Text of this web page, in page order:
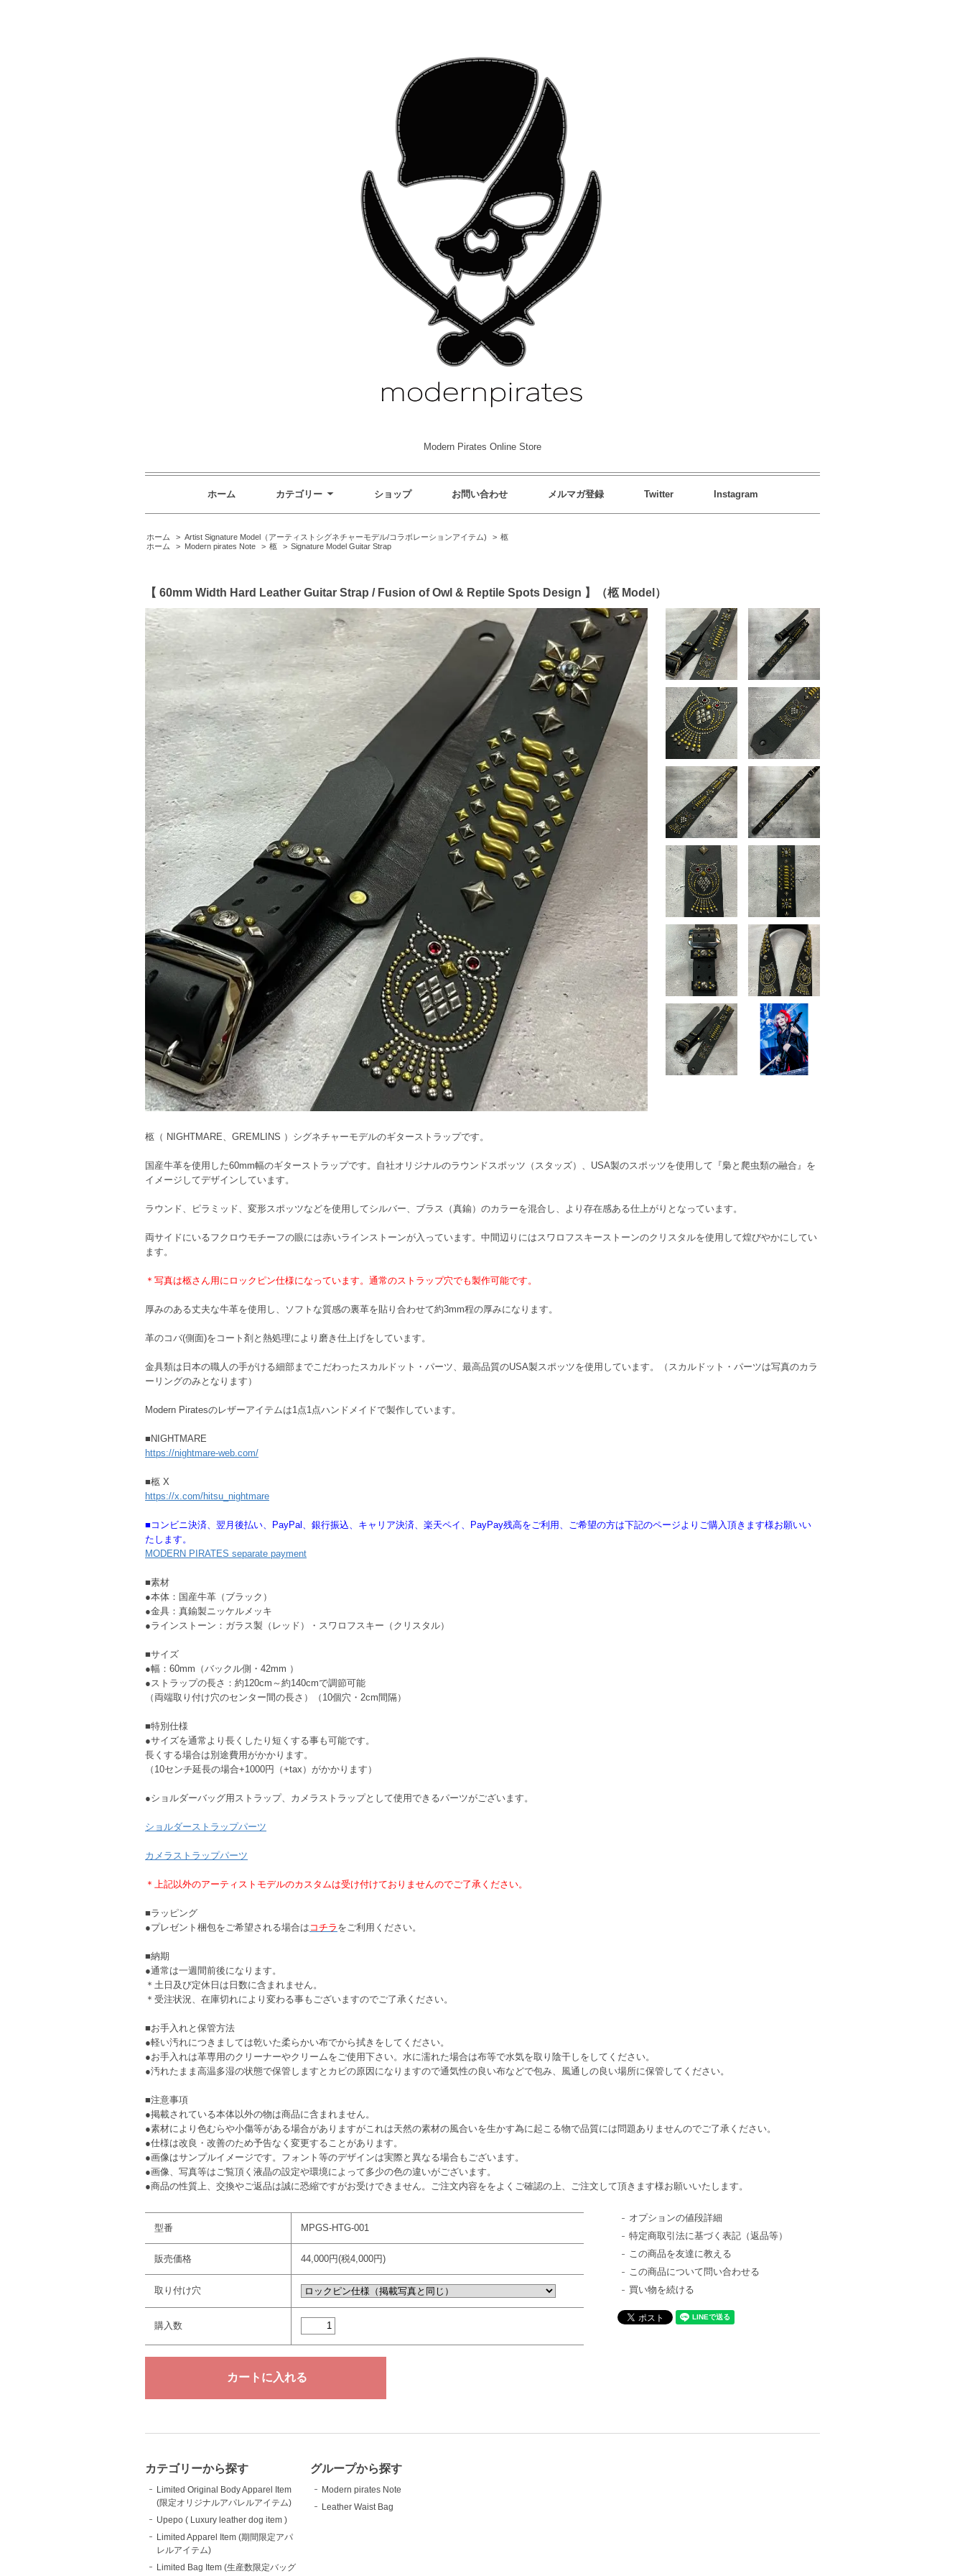
Modern Pirates Online Store
ホーム カテゴリー ショップ お問い合わせ メルマガ登録 Twitter Instagram
ホーム > Artist Signature Model（アーティストシグネチャーモデル/コラボレーションアイテム) > 柩
ホーム
> Modern pirates Note > 柩 > Signature Model Guitar Strap
【 60mm Width Hard Leather Guitar Strap / Fusion of Owl & Reptile Spots Design 】（柩 Model）
柩（ NIGHTMARE、GREMLINS ）シグネチャーモデルのギターストラップです。
国産牛革を使用した60mm幅のギターストラップです。自社オリジナルのラウンドスポッツ（スタッズ）、USA製のスポッツを使用して『梟と爬虫類の融合』を
イメージしてデザインしています。
ラウンド、ピラミッド、変形スポッツなどを使用してシルバー、ブラス（真鍮）のカラーを混合し、より存在感ある仕上がりとなっています。
両サイドにいるフクロウモチーフの眼には赤いラインストーンが入っています。中間辺りにはスワロフスキーストーンのクリスタルを使用して煌びやかにしてい
ます。
＊写真は柩さん用にロックピン仕様になっています。通常のストラップ穴でも製作可能です。
厚みのある丈夫な牛革を使用し、ソフトな質感の裏革を貼り合わせて約3mm程の厚みになります。
革のコバ(側面)をコート剤と熱処理により磨き仕上げをしています。
金具類は日本の職人の手がける細部までこだわったスカルドット・パーツ、最高品質のUSA製スポッツを使用しています。（スカルドット・パーツは写真のカラ
ーリングのみとなります）
Modern Piratesのレザーアイテムは1点1点ハンドメイドで製作しています。
■NIGHTMARE
https://nightmare-web.com/
■柩 X
https://x.com/hitsu_nightmare
■コンビニ決済、翌月後払い、PayPal、銀行振込、キャリア決済、楽天ペイ、PayPay残高をご利用、ご希望の方は下記のページよりご購入頂きます様お願いい
たします。
MODERN PIRATES separate payment
■素材
●本体：国産牛革（ブラック）
●金具：真鍮製ニッケルメッキ
●ラインストーン：ガラス製（レッド）・スワロフスキー（クリスタル）
■サイズ
●幅：60mm（バックル側・42mm ）
●ストラップの長さ：約120cm～約140cmで調節可能
（両端取り付け穴のセンター間の長さ）（10個穴・2cm間隔）
■特別仕様
●サイズを通常より長くしたり短くする事も可能です。
長くする場合は別途費用がかかります。
（10センチ延長の場合+1000円（+tax）がかかります）
●ショルダーバッグ用ストラップ、カメラストラップとして使用できるパーツがございます。
ショルダーストラップパーツ
カメラストラップパーツ
＊上記以外のアーティストモデルのカスタムは受け付けておりませんのでご了承ください。
■ラッピング
●プレゼント梱包をご希望される場合は コチラ をご利用ください。
■納期
●通常は一週間前後になります。
＊土日及び定休日は日数に含まれません。
＊受注状況、在庫切れにより変わる事もございますのでご了承ください。
■お手入れと保管方法
●軽い汚れにつきましては乾いた柔らかい布でから拭きをしてください。
●お手入れは革専用のクリーナーやクリームをご使用下さい。水に濡れた場合は布等で水気を取り陰干しをしてください。
●汚れたまま高温多湿の状態で保管しますとカビの原因になりますので通気性の良い布などで包み、風通しの良い場所に保管してください。
■注意事項
●掲載されている本体以外の物は商品に含まれません。
●素材により色むらや小傷等がある場合がありますがこれは天然の素材の風合いを生かす為に起こる物で品質には問題ありませんのでご了承ください。
●仕様は改良・改善のため予告なく変更することがあります。
●画像はサンプルイメージです。フォント等のデザインは実際と異なる場合もございます。
●画像、写真等はご覧頂く液晶の設定や環境によって多少の色の違いがございます。
●商品の性質上、交換やご返品は誠に恐縮ですがお受けできません。ご注文内容ををよくご確認の上、ご注文して頂きます様お願いいたします。
型番 MPGS-HTG-001
販売価格 44,000円(税4,000円)
取り付け穴
購入数
オプションの値段詳細
特定商取引法に基づく表記（返品等）
この商品を友達に教える
この商品について問い合わせる
買い物を続ける
カテゴリーから探す
Limited Original Body Apparel Item
(限定オリジナルアパレルアイテム)
Upepo ( Luxury leather dog item )
Limited Apparel Item (期間限定アパ
レルアイテム)
Limited Bag Item (生産数限定バッグ
グループから探す
Modern pirates Note
Leather Waist Bag